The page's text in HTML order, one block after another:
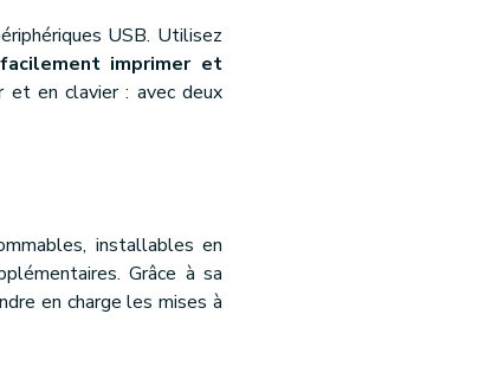
USB. Utilisez
facilement imprimer et
et en clavier : avec deux
installables en
Grâce à sa
en charge les mises à